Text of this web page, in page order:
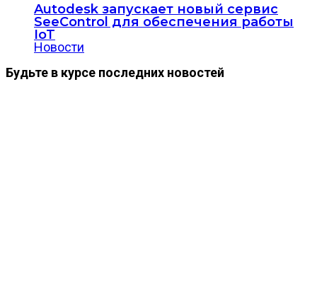
Autodesk запускает новый сервис
SeeControl для обеспечения работы
IoT
Новости
Будьте в курсе последних новостей